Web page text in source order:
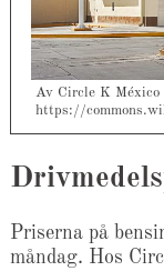
Av Circle K México
https://
Priserna på
måndag. Hos